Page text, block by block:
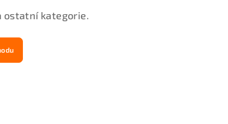
ostatní kategorie.